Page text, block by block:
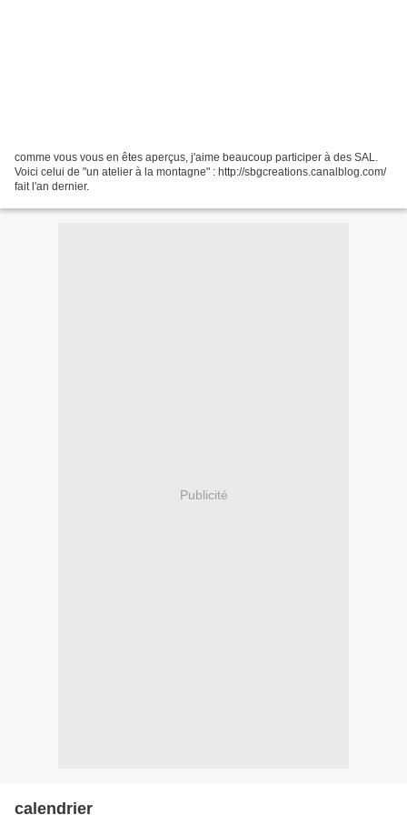
comme vous vous en êtes aperçus, j'aime beaucoup participer à des SAL.
Voici celui de "un atelier à la montagne" : http://sbgcreations.canalblog.com/
fait l'an dernier.
Publicité
calendrier